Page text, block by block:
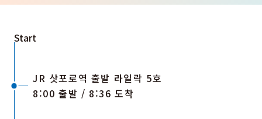
Start
JR 삿포로역 출발 라일락 5호
8:00 출발 / 8:36 도착